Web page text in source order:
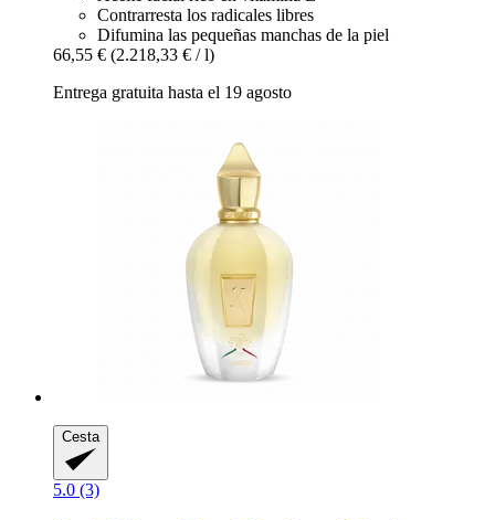
Contrarresta los radicales libres
Difumina las pequeñas manchas de la piel
66,55 € (2.218,33 € / l)
Entrega gratuita hasta el 19 agosto
Cesta
5.0 (3)